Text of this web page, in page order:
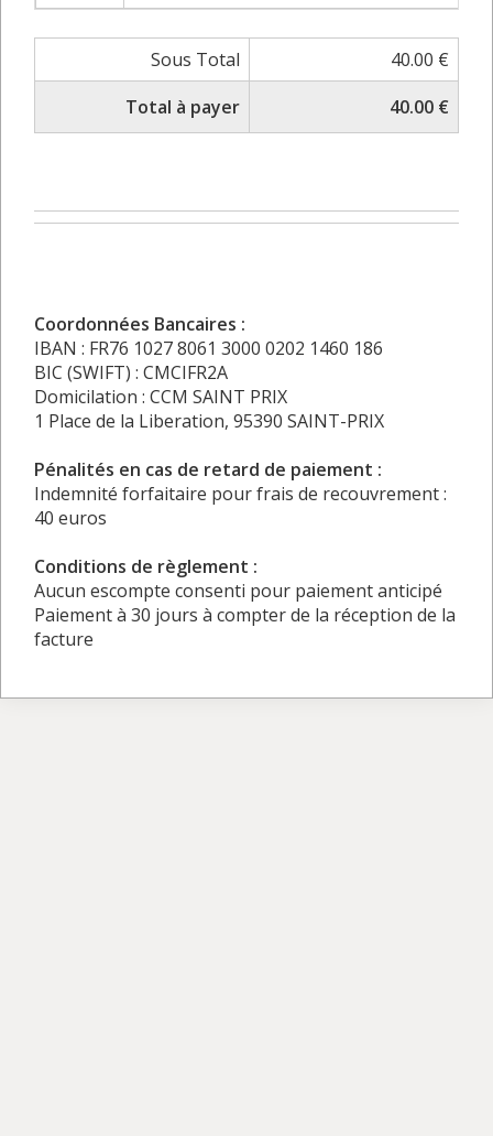
Sous Total
40.00 €
Total à payer
40.00 €
Coordonnées Bancaires :
IBAN : FR76 1027 8061 3000 0202 1460 186
BIC (SWIFT) : CMCIFR2A
Domicilation : CCM SAINT PRIX
1 Place de la Liberation, 95390 SAINT-PRIX
Pénalités en cas de retard de paiement :
Indemnité forfaitaire pour frais de recouvrement :
40 euros
Conditions de règlement :
Aucun escompte consenti pour paiement anticipé
Paiement à 30 jours à compter de la réception de la
facture